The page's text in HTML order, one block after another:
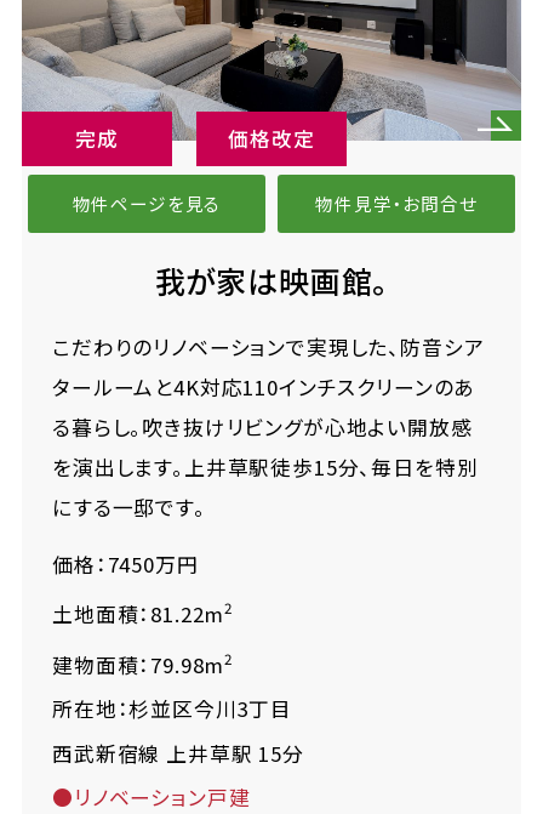
完成 価格改定
物件ページを見る 物件見学・お問合せ
我が家は映画館。
こだわりのリノベーションで実現した、防音シア
タールームと4K対応110インチスクリーンのあ
る暮らし。吹き抜けリビングが心地よい開放感
を演出します。上井草駅徒歩15分、毎日を特別
にする一邸です。
価格：7450万円
土地面積：81.22m2
建物面積：79.98m2
所在地：杉並区今川3丁目
西武新宿線 上井草駅 15分
●リノベーション戸建